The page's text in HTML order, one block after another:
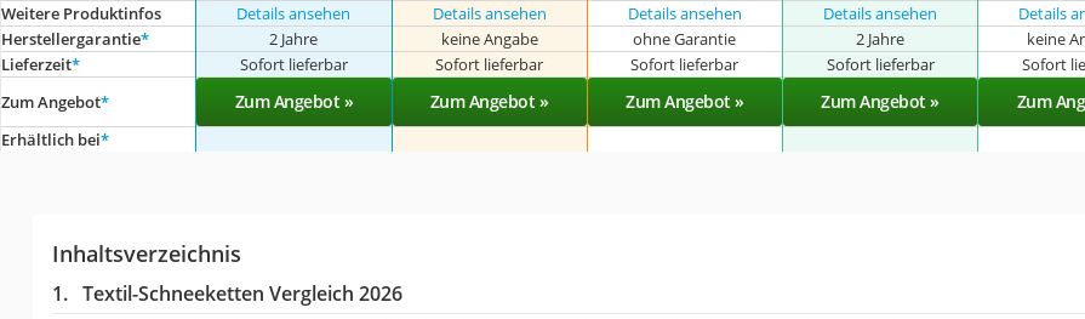
Weitere Produktinfos
Details ansehen Details ansehen Details ansehen Details ansehen Details
Herstellergarantie* 2 Jahre keine Angabe ohne Garantie 2 Jahre keine
Lieferzeit* Sofort lieferbar Sofort lieferbar Sofort lieferbar Sofort lieferbar Sofort
Zum Angebot* Zum Angebot » Zum Angebot » Zum Angebot » Zum Angebot » Zum
Erhältlich bei*
Inhaltsverzeichnis
Textil-Schneeketten Vergleich 2026